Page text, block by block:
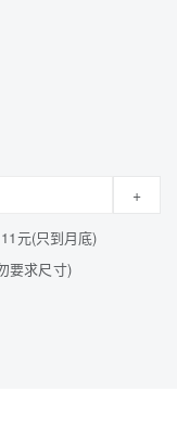
+
元(只到月底)
要求尺寸)